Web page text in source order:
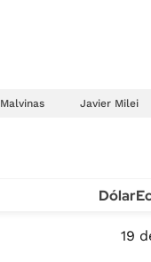
Malvinas Javier Milei
Dólar
19